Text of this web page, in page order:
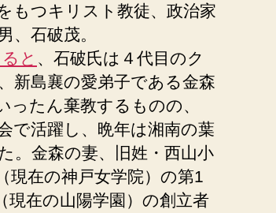
もつキリスト教徒、政治家
、石破茂。
と
、石破氏は４代目のク
新島襄の愛弟子である金森
たん棄教するものの、
で活躍し、晩年は湘南の葉
。金森の妻、旧姓・西山小
現在の神戸女学院）の第1
現在の山陽学園）の創立者